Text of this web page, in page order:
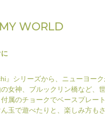
WORLD
』シリーズから、ニューヨー
女神、ブルックリン橋など、
属のチョークでベースプレー
玉で遊べたりと、楽しみ方も